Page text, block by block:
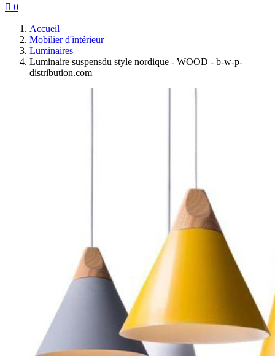
 0
Accueil
Mobilier d'intérieur
Luminaires
Luminaire suspensdu style nordique - WOOD - b-w-p-
distribution.com